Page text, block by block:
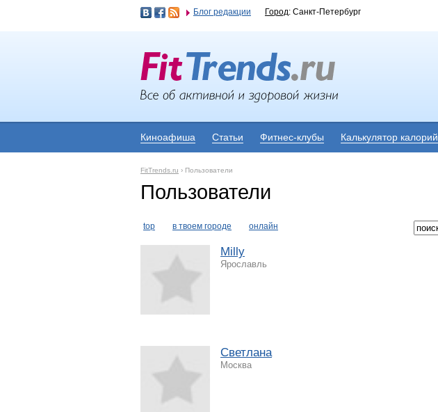
Блог редакции Город: Санкт-Петербург
Киноафиша Статьи Фитнес-клубы Калькулятор калорий
FitTrends.ru › Пользователи
Пользователи
top в твоем городе онлайн
Milly
Ярославль
Светлана
Москва